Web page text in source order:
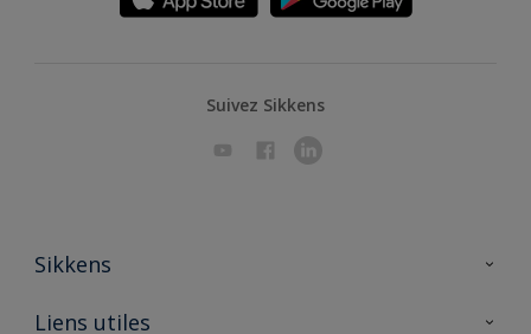
Suivez Sikkens
Sikkens
A propos de Sikkens
Liens utiles